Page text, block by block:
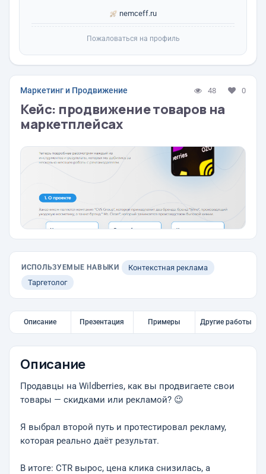
nemceff.ru
Пожаловаться на профиль
Маркетинг и Продвижение 48 0
Кейс: продвижение товаров на
маркетплейсах
ИСПОЛЬЗУЕМЫЕ НАВЫКИ
Контекстная реклама
Таргетолог
Описание Презентация Примеры Другие работы
Описание
Продавцы на Wildberries, как вы продвигаете свои
товары — скидками или рекламой? 😉
Я выбрал второй путь и протестировал рекламу,
которая реально даёт результат.
В итоге: CTR вырос, цена клика снизилась, а